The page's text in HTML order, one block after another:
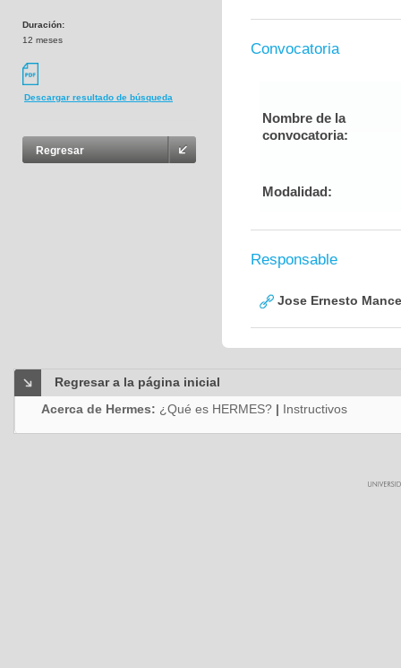
Duración:
12 meses
Descargar resultado de búsqueda
Regresar
Convocatoria
Nombre de la
convocatoria:
Modalidad:
Responsable
Jose Ernesto
Regresar a la página inicial
Acerca de Hermes: ¿Qué es HERMES? | Instructivos